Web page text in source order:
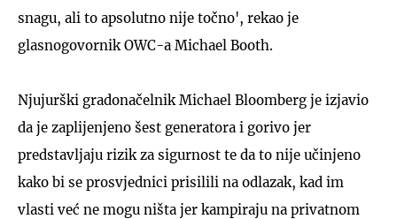
snagu, ali to apsolutno nije točno', rekao je
glasnogovornik OWC-a Michael Booth.
Njujurški gradonačelnik Michael Bloomberg je izjavio
da je zaplijenjeno šest generatora i gorivo jer
predstavljaju rizik za sigurnost te da to nije učinjeno
kako bi se prosvjednici prisilili na odlazak, kad im
vlasti već ne mogu ništa jer kampiraju na privatnom